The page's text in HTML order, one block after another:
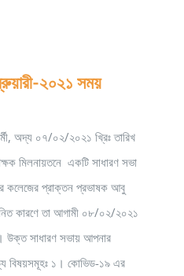
২০২১ সময়
অদ্য ০৭/০২/২০২১ খ্রিঃ তারিখ
মিলনায়তনে একটি সাধারণ সভা
কলেজের প্রাক্তন প্রভাষক আবু
কারণে তা আগামী ০৮/০২/২০২১
উক্ত সাধারণ সভায় আপনার
বিষয়সমূহঃ ১। কোভিড-১৯ এর